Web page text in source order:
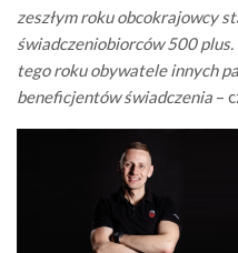
zeszłym roku obcokrajowcy
świadczeniobiorców 500
tego roku obywatele innych
beneficjentów świadczenia –